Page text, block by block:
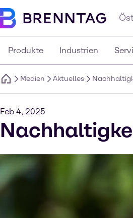
Produkte Industrien
Medien Aktuelles
Feb 4, 2025